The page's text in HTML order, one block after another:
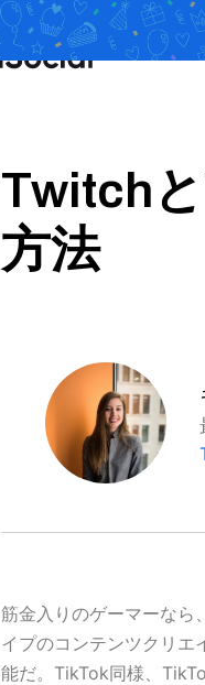
Twitch
方法
筋金入りのゲーマーなら
イプのコンテンツクリエ
能だ。TikTok同様、